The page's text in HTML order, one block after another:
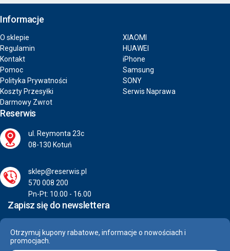
Informacje
O sklepie
Regulamin
Kontakt
Pomoc
Polityka Prywatności
Koszty Przesyłki
Darmowy Zwrot
XIAOMI
HUAWEI
iPhone
Samsung
SONY
Serwis Naprawa
Reserwis
ul. Reymonta 23c
08-130 Kotuń
sklep@reserwis.pl
570 008 200
Pn-Pt: 10.00 - 16.00
Zapisz się do newslettera
Otrzymuj kupony rabatowe, informacje o nowościach i
promocjach.